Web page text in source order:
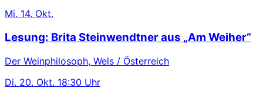
Mi. 14. Okt.
Lesung: Brita Steinwendtner aus „Am Weiher“
Der Weinphilosoph, Wels / Österreich
Di. 20. Okt. 18:30 Uhr